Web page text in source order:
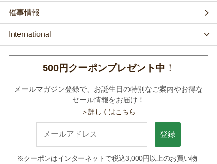
催事情報
International
500円クーポンプレゼント中！
メールマガジン登録で、お誕生日の特別なご案内やお得な
セール情報をお届け！
＞詳しくはこちら
登録
※クーポンはインターネットで税込3,000円以上のお買い物